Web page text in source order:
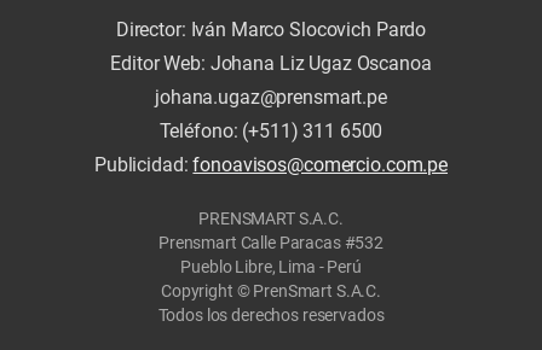
Director: Iván Marco Slocovich Pardo
Editor Web: Johana Liz Ugaz Oscanoa
johana.ugaz@prensmart.pe
Teléfono: (+511) 311 6500
Publicidad:fonoavisos@comercio.com.pe
PRENSMART S.A.C.
Prensmart Calle Paracas #532
Pueblo Libre, Lima - Perú
Copyright © PrenSmart S.A.C.
Todos los derechos reservados